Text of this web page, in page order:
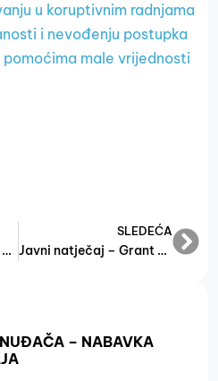
u koruptivnim radnjama
i nevođenju postupka
male vrijednosti
Javni natječaj – Grant sredstva 2017.
SLEDEĆA
Javni natječaj – Grant shema za jačanje konkurentnosti MSP
– NABAVKA